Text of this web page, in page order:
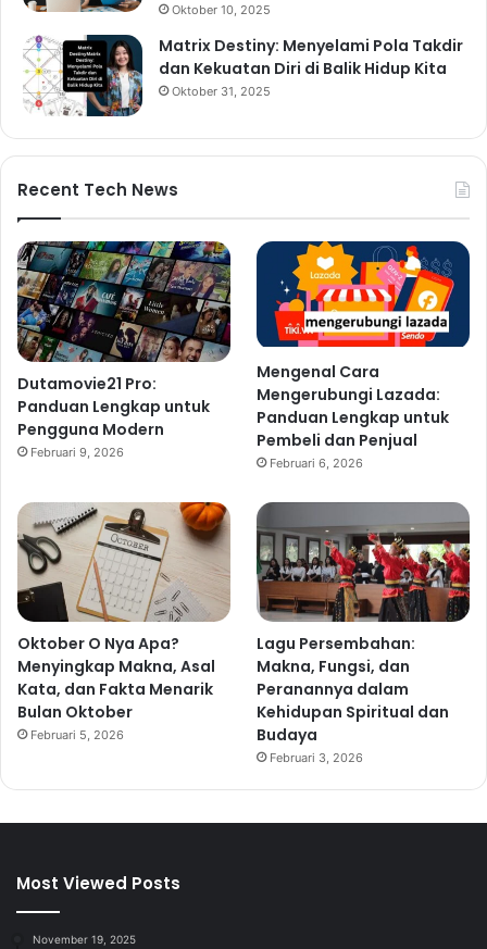
Oktober 10, 2025
Matrix Destiny: Menyelami Pola Takdir
dan Kekuatan Diri di Balik Hidup Kita
Oktober 31, 2025
Recent Tech News
Dutamovie21 Pro:
Panduan Lengkap untuk
Pengguna Modern
Februari 9, 2026
Mengenal Cara
Mengerubungi Lazada:
Panduan Lengkap untuk
Pembeli dan Penjual
Februari 6, 2026
Oktober O Nya Apa?
Menyingkap Makna, Asal
Kata, dan Fakta Menarik
Bulan Oktober
Februari 5, 2026
Lagu Persembahan:
Makna, Fungsi, dan
Peranannya dalam
Kehidupan Spiritual dan
Budaya
Februari 3, 2026
Most Viewed Posts
November 19, 2025